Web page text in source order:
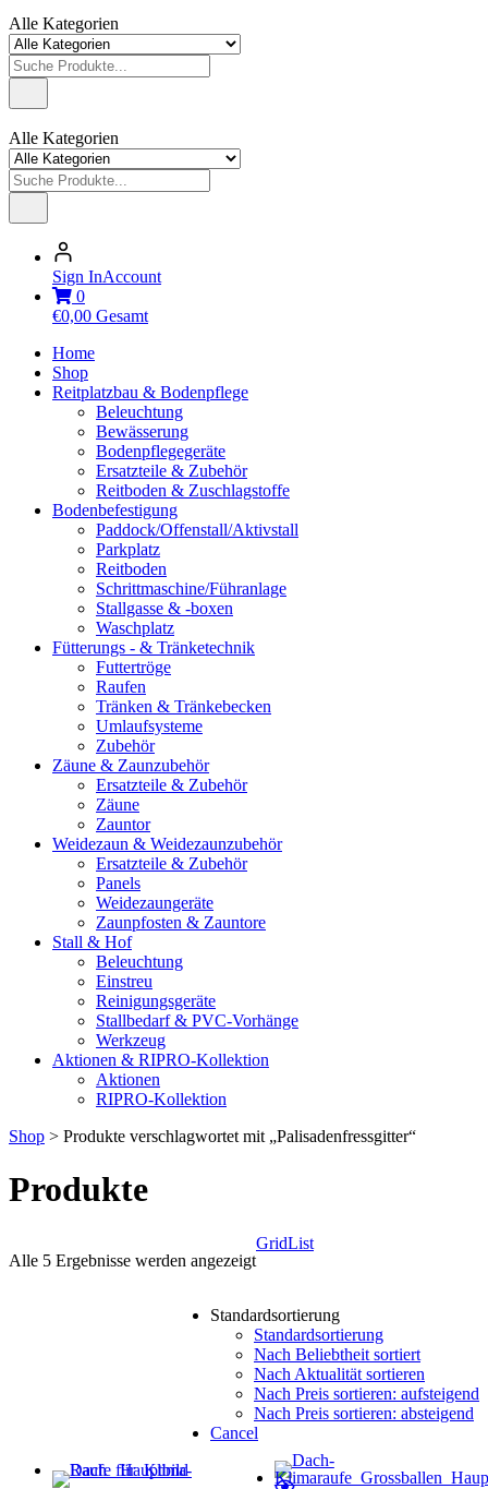
Alle Kategorien
Alle Kategorien
Sign InAccount
0
€0,00 Gesamt
Home
Shop
Reitplatzbau & Bodenpflege
Beleuchtung
Bewässerung
Bodenpflegegeräte
Ersatzteile & Zubehör
Reitboden & Zuschlagstoffe
Bodenbefestigung
Paddock/Offenstall/Aktivstall
Parkplatz
Reitboden
Schrittmaschine/Führanlage
Stallgasse & -boxen
Waschplatz
Fütterungs - & Tränketechnik
Futtertröge
Raufen
Tränken & Tränkebecken
Umlaufsysteme
Zubehör
Zäune & Zaunzubehör
Ersatzteile & Zubehör
Zäune
Zauntor
Weidezaun & Weidezaunzubehör
Ersatzteile & Zubehör
Panels
Weidezaungeräte
Zaunpfosten & Zauntore
Stall & Hof
Beleuchtung
Einstreu
Reinigungsgeräte
Stallbedarf & PVC-Vorhänge
Werkzeug
Aktionen & RIPRO-Kollektion
Aktionen
RIPRO-Kollektion
Shop > Produkte verschlagwortet mit „Palisadenfressgitter“
Produkte
Alle 5 Ergebnisse werden angezeigt
Standardsortierung
Standardsortierung
Nach Beliebtheit sortiert
Nach Aktualität sortieren
Nach Preis sortieren: aufsteigend
Nach Preis sortieren: absteigend
Cancel
GridList